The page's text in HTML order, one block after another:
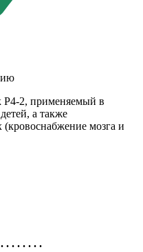
P4-2, применяемый в
а также
(кровоснабжение мозга и
. . . . . . .